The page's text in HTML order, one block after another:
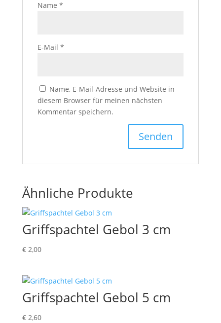
Name *
E-Mail *
Name, E-Mail-Adresse und Website in
diesem Browser für meinen nächsten
Kommentar speichern.
Ähnliche Produkte
Griffspachtel Gebol 3 cm
€2,00
Griffspachtel Gebol 5 cm
€2,60